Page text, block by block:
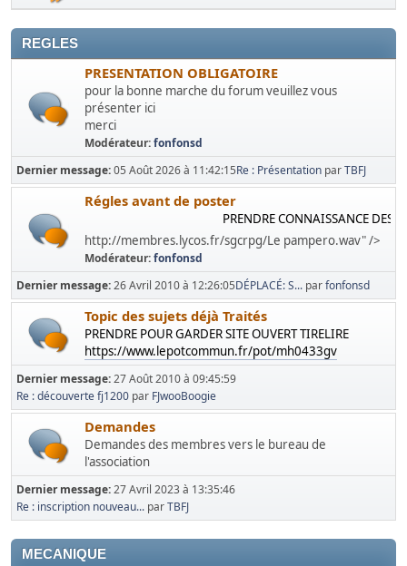
REGLES
PRESENTATION OBLIGATOIRE
pour la bonne marche du forum veuillez vous
présenter ici
merci
Modérateur:fonfonsd
Dernier message:05 Août 2026 à 11:42:15Re : Présentation parTBFJ
Régles avant de poster
PRENDRE CONNAISSANCE DES
http://membres.lycos.fr/sgcrpg/Le pampero.wav" />
Modérateur:fonfonsd
Dernier message:26 Avril 2010 à 12:26:05DÉPLACÉ: S... parfonfonsd
Topic des sujets déjà Traités
PRENDRE POUR GARDER SITE OUVERT TIRELIRE
https://www.lepotcommun.fr/pot/mh0433gv
Dernier message:27 Août 2010 à 09:45:59
Re : découverte fj1200 par FJwooBoogie
Demandes
Demandes des membres vers le bureau de
l'association
Dernier message:27 Avril 2023 à 13:35:46
Re : inscription nouveau... parTBFJ
MECANIQUE